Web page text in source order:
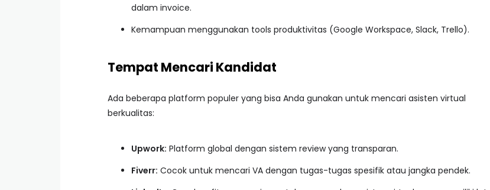
dalam invoice.
Kemampuan menggunakan tools produktivitas (Google Workspace, Slack, Trello).
Tempat Mencari Kandidat
Ada beberapa platform populer yang bisa Anda gunakan untuk mencari asisten virtual
berkualitas:
Upwork: Platform global dengan sistem review yang transparan.
Fiverr: Cocok untuk mencari VA dengan tugas-tugas spesifik atau jangka pendek.